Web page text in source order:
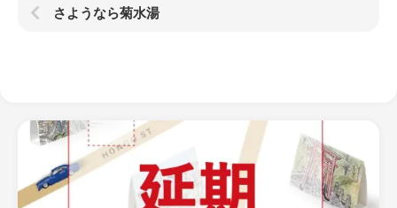
さようなら菊水湯